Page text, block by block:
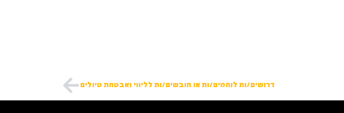
דרושים/ות לוחמים/ות או חובשים/ות לליווי ואבטחת טיולים